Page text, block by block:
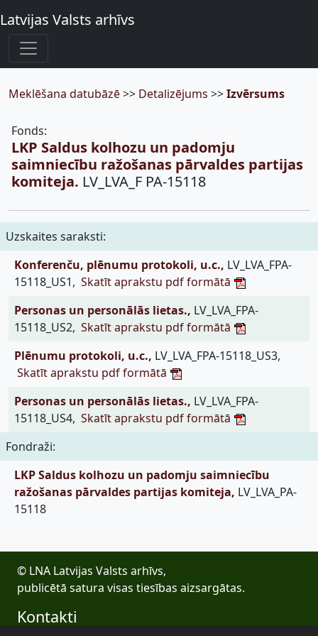
Latvijas Valsts arhīvs
Meklēšana datubāzē>> Detalizējums >>Izvērsums
Fonds:
LKP Saldus kolhozu un padomju
saimniecību ražošanas pārvaldes partijas
komiteja. LV_LVA_F PA-15118
Uzskaites saraksti:
Konferenču, plēnumu protokoli, u.c., LV_LVA_FPA-
15118_US1, Skatīt aprakstu pdf formātā
Personas un personālās lietas., LV_LVA_FPA-
15118_US2, Skatīt aprakstu pdf formātā
Plēnumu protokoli, u.c., LV_LVA_FPA-15118_US3,
Skatīt aprakstu pdf formātā
Personas un personālās lietas., LV_LVA_FPA-
15118_US4, Skatīt aprakstu pdf formātā
Fondraži:
LKP Saldus kolhozu un padomju saimniecību
ražošanas pārvaldes partijas komiteja, LV_LVA_PA-
15118
© LNA Latvijas Valsts arhīvs,
publicētā satura visas tiesības aizsargātas.
Kontakti